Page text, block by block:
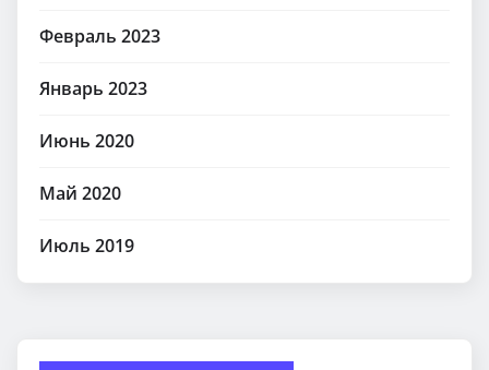
Февраль 2023
Январь 2023
Июнь 2020
Май 2020
Июль 2019